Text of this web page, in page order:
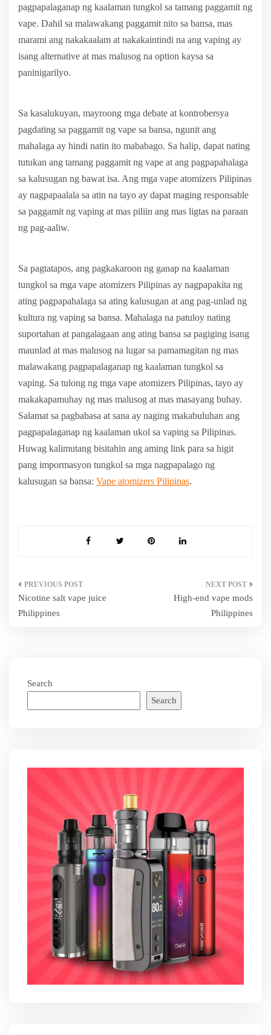
pagpapalaganap ng kaalaman tungkol sa tamang paggamit ng
vape. Dahil sa malawakang paggamit nito sa bansa, mas
marami ang nakakaalam at nakakaintindi na ang vaping ay
isang alternative at mas malusog na option kaysa sa
paninigarilyo.
Sa kasalukuyan, mayroong mga debate at kontrobersya
pagdating sa paggamit ng vape sa bansa, ngunit ang
mahalaga ay hindi natin ito mababago. Sa halip, dapat nating
tutukan ang tamang paggamit ng vape at ang pagpapahalaga
sa kalusugan ng bawat isa. Ang mga vape atomizers Pilipinas
ay nagpapaalala sa atin na tayo ay dapat maging responsable
sa paggamit ng vaping at mas piliin ang mas ligtas na paraan
ng pag-aaliw.
Sa pagtatapos, ang pagkakaroon ng ganap na kaalaman
tungkol sa mga vape atomizers Pilipinas ay nagpapakita ng
ating pagpapahalaga sa ating kalusugan at ang pag-unlad ng
kultura ng vaping sa bansa. Mahalaga na patuloy nating
suportahan at pangalagaan ang ating bansa sa pagiging isang
maunlad at mas malusog na lugar sa pamamagitan ng mas
malawakang pagpapalaganap ng kaalaman tungkol sa
vaping. Sa tulong ng mga vape atomizers Pilipinas, tayo ay
makakapamuhay ng mas malusog at mas masayang buhay.
Salamat sa pagbabasa at sana ay naging makabuluhan ang
pagpapalaganap ng kaalaman ukol sa vaping sa Pilipinas.
Huwag kalimutang bisitahin ang aming link para sa higit
pang impormasyon tungkol sa mga nagpapalago ng
kalusugan sa bansa: Vape atomizers Pilipinas.
Post
navigation
Nicotine salt vape juice
Philippines
High-end vape mods
Philippines
Search
Search